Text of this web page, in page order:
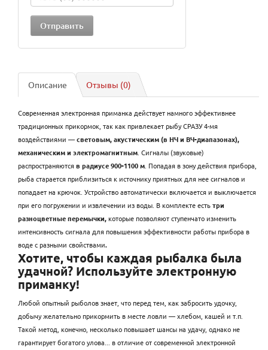
Описание Отзывы (0)
Современная электронная приманка действует намного эффективнее
традиционных прикормок, так как привлекает рыбу СРАЗУ 4-мя
воздействиями —световым, акустическим (в НЧ и ВЧ-диапазонах),
механическим и электромагнитным. Сигналы (звуковые)
распространяютсяв радиусе 900-1100 м. Попадая в зону действия прибора,
рыба старается приблизиться к источнику приятных для нее сигналов и
попадает на крючок. Устройство автоматически включается и выключается
при его погружении и извлечении из воды. В комплекте естьтри
разноцветные перемычки,которые позволяют ступенчато изменить
интенсивность сигнала для повышения эффективности работы прибора в
воде с разными свойствами.
Хотите, чтобы каждая рыбалка была
удачной? Используйте электронную
приманку!
Любой опытный рыболов знает, что перед тем, как забросить удочку,
добычу желательно прикормить в месте ловли — хлебом, кашей и т.п.
Такой метод, конечно, несколько повышает шансы на удачу, однако не
гарантирует богатого улова... в отличие от современной электронной